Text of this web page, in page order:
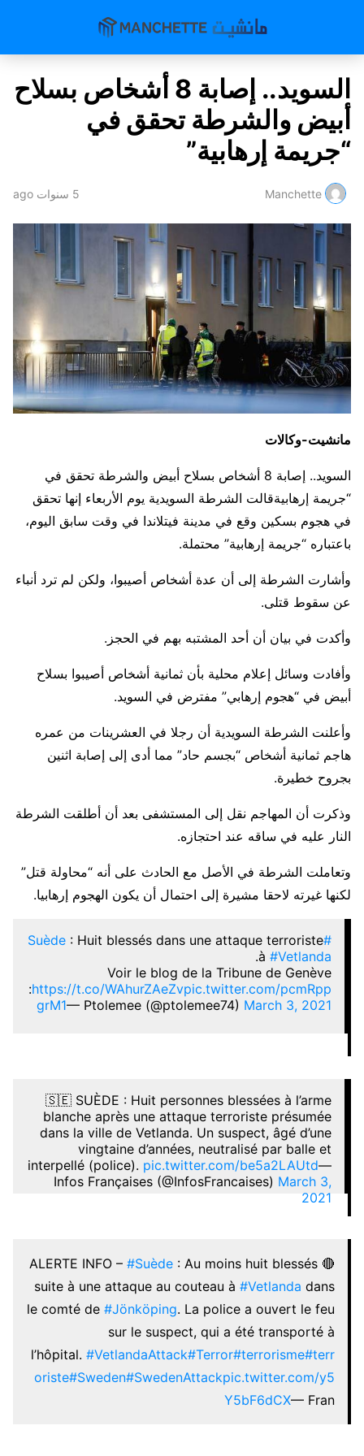
السويد.. إصابة 8 أشخاص بسلاح
أبيض والشرطة تحقق في
“جريمة إرهابية”
Manchette 5 سنوات ago
مانشيت-وكالات
السويد.. إصابة 8 أشخاص بسلاح أبيض والشرطة تحقق في
“جريمة إرهابيةقالت الشرطة السويدية يوم الأربعاء إنها تحقق
في هجوم بسكين وقع في مدينة فيتلاندا في وقت سابق اليوم،
باعتباره “جريمة إرهابية” محتملة.
وأشارت الشرطة إلى أن عدة أشخاص أصيبوا، ولكن لم ترد أنباء
عن سقوط قتلى.
وأكدت في بيان أن أحد المشتبه بهم في الحجز.
وأفادت وسائل إعلام محلية بأن ثمانية أشخاص أصيبوا بسلاح
أبيض في “هجوم إرهابي” مفترض في السويد.
وأعلنت الشرطة السويدية أن رجلا في العشرينات من عمره
هاجم ثمانية أشخاص “بجسم حاد” مما أدى إلى إصابة اثنين
بجروح خطيرة.
وذكرت أن المهاجم نقل إلى المستشفى بعد أن أطلقت الشرطة
النار عليه في ساقه عند احتجازه.
وتعاملت الشرطة في الأصل مع الحادث على أنه “محاولة قتل”
لكنها غيرته لاحقا مشيرة إلى احتمال أن يكون الهجوم إرهابيا.
#Suède
: Huit blessés dans une attaque terroriste
à #Vetlanda
.
Voir le blog de la Tribune de Genève
:https://t.co/WAhurZAeZvpic.twitter.com/pcmRpp
grM1— Ptolemee (@ptolemee74) March 3, 2021
🇸🇪 SUÈDE : Huit personnes blessées à l’arme
blanche après une attaque terroriste présumée
dans la ville de Vetlanda. Un suspect, âgé d’une
vingtaine d’années, neutralisé par balle et
interpellé (police). pic.twitter.com/be5a2LAUtd—
Infos Françaises (@InfosFrancaises) March 3,
2021
🔴 ALERTE INFO –
#Suède : Au moins huit blessés
suite à une attaque au couteau à #Vetlanda dans
le comté de #Jönköping. La police a ouvert le feu
sur le suspect, qui a été transporté à
l’hôpital. #VetlandaAttack#Terror#terrorisme#terr
oriste#Sweden#SwedenAttackpic.twitter.com/y5
Y5bF6dCX— Fran